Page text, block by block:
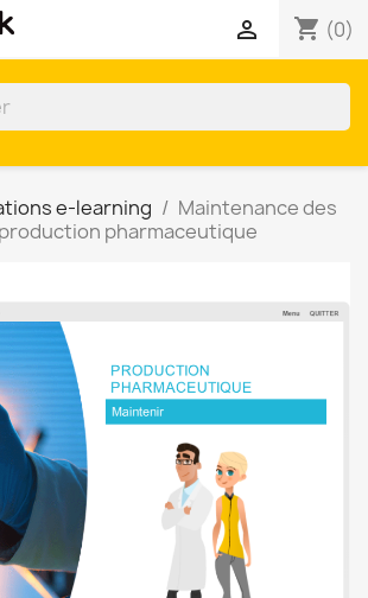
shopping_cart (0)

e-learning
Maintenance des
pharmaceutique